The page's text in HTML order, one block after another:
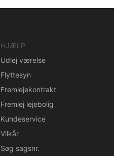
HJÆLP
Udlej værelse
Flyttesyn
Fremlejekontrakt
Fremlej lejebolig
Kundeservice
Vilkår
Søg sagsnr.